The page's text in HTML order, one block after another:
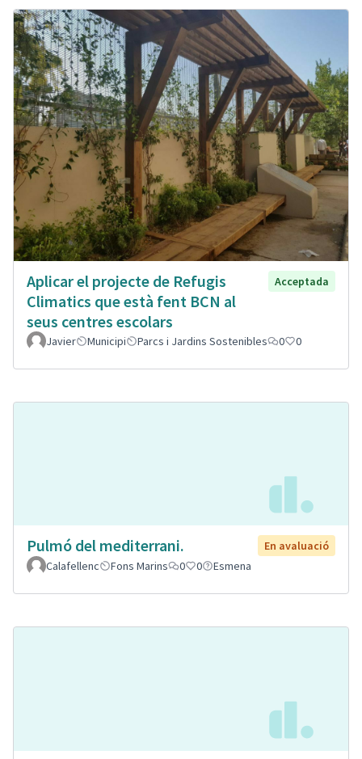
Aplicar el projecte de Refugis
Climatics que està fent BCN al
seus centres escolars
Acceptada
Javier Municipi Parcs i Jardins Sostenibles 0 0
Pulmó del mediterrani.
En avaluació
Calafellenc
Fons Marins 0 0 Esmena